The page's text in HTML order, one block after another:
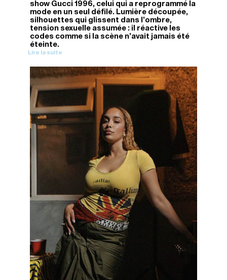
show Gucci 1996, celui qui a reprogrammé la
mode en un seul défilé. Lumière découpée,
silhouettes qui glissent dans l'ombre,
tension sexuelle assumée : il réactive les
codes comme si la scène n'avait jamais été
éteinte.
Lire la suite